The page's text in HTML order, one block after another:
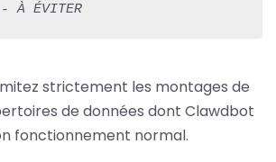
- À ÉVITER
strictement les montages de
de données dont Clawdbot
fonctionnement normal.